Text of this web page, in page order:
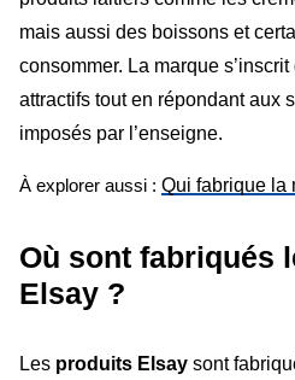
mais aussi des boissons et
consommer. La marque
attractifs tout en répondant aux
imposés par l’enseigne.
À explorer aussi : Qui fabrique la
Où sont fabriqués
Elsay ?
Les produits Elsay sont